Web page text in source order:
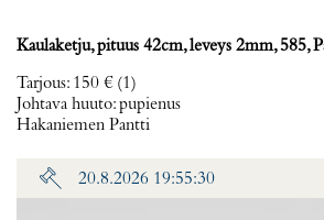
Kaulaketju, pituus 42cm, leveys 2mm, 585,
Tarjous: 150 € (1)
Johtava huuto:pupienus
Hakaniemen Pantti
20.8.2026 19:55:30